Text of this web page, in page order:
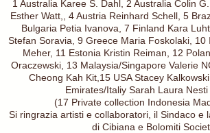
1 Australia Karee S. Dahl, 2 Australia Colin
Esther Watt,, 4 Austria Reinhard Schell, 5
Bulgaria Petia Ivanova, 7 Finland Kara
Stefan Soravia, 9 Greece Maria Foskolaki, 10
Meher, 11 Estonia Kristin Reiman, 12
Oraczewski, 13 Malaysia/Singapore Valerie
Cheong Kah Kit,15 USA Stacey
Emirates/Italiy Sarah Laura Nesti
(17 Private collection Indonesia
Si ringrazia artisti e collaboratori, il Sindaco e
di Cibiana e Bolomiti